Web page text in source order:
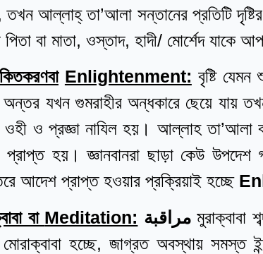
তখন আল্লাহ্ তা’আলা সন্তানের প্রতিটি
বা মাতা, ওস্তাদ, হাদী/ মোর্শেদ যাকে
Enlightenment: বৃষ্টি
অন্তর যখন গুমরাহীর অন্ধকারে ছেয়ে
ওহী ও প্রজ্ঞা নাযিল হয়। আল্লাহ তা’আলা
প্রাপ্ত হয়। জ্ঞানবানরা ছাড়া কেউ
আদেশ প্রাপ্ত হওয়ার প্রক্রিয়াই হচ্ছে
বা Meditation: مراقبةমুরাক্বাবা
হচ্ছে, জাগ্রত অবস্থায় সমস্ত